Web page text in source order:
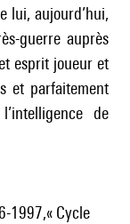
lui, aujourd’hui,
guerre auprès
esprit joueur et
et parfaitement
de
1997,« Cycle